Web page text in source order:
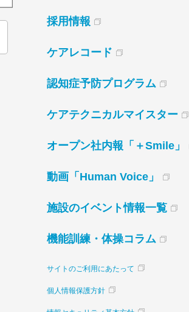
採用情報
ケアレコード
認知症予防プログラム
ケアテクニカルマイスター
オープン社内報「＋Smile」
動画「Human Voice」
施設のイベント情報一覧
機能訓練・体操コラム
サイトのご利用にあたって
個人情報保護方針